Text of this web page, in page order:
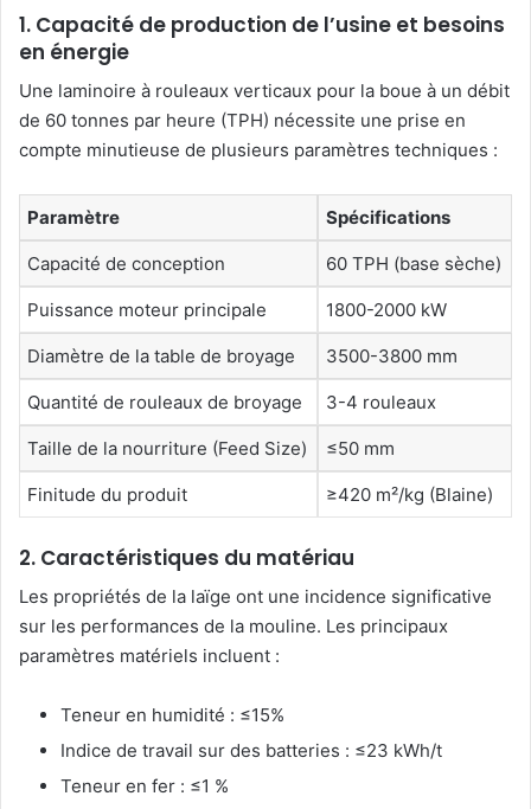
1. Capacité de production de l’usine et besoins
en énergie
Une laminoire à rouleaux verticaux pour la boue à un débit
de 60 tonnes par heure (TPH) nécessite une prise en
compte minutieuse de plusieurs paramètres techniques :
Paramètre Spécifications
Capacité de conception 60 TPH (base sèche)
Puissance moteur principale 1800-2000 kW
Diamètre de la table de broyage 3500-3800 mm
Quantité de rouleaux de broyage 3-4 rouleaux
Taille de la nourriture (Feed Size) ≤50 mm
Finitude du produit ≥420 m²/kg (Blaine)
2. Caractéristiques du matériau
Les propriétés de la laïge ont une incidence significative
sur les performances de la mouline. Les principaux
paramètres matériels incluent :
Teneur en humidité : ≤15%
Indice de travail sur des batteries : ≤23 kWh/t
Teneur en fer : ≤1 %